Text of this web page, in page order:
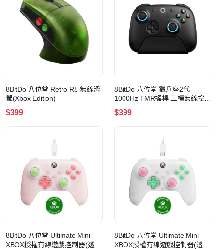
8BitDo 八位堂 Retro R8 無線滑
鼠(Xbox Edition)
$399
8BitDo 八位堂 獵戶座2代
1000Hz TMR搖桿 三模無線控制
器(黑色)
$399
8BitDo 八位堂 Ultimate Mini
XBOX授權有線遊戲控制器(透明
8BitDo 八位堂 Ultimate Mini
XBOX授權有線遊戲控制器(透明